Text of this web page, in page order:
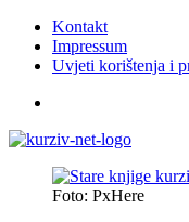
Kontakt
Impressum
Uvjeti korištenja i
Foto: PxHere